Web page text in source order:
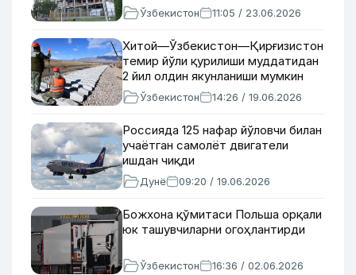
Ўзбекистон 11:05 / 23.06.2026
Хитой—Ўзбекистон—Қирғизистон
темир йўли қурилиши муддатидан
2 йил олдин якунланиши мумкин
Ўзбекистон 14:26 / 19.06.2026
Россияда 125 нафар йўловчи билан
учаётган самолёт двигатели
ишдан чиқди
Дунё 09:20 / 19.06.2026
Божхона қўмитаси Польша орқали
юк ташувчиларни огоҳлантирди
Ўзбекистон 16:36 / 02.06.2026